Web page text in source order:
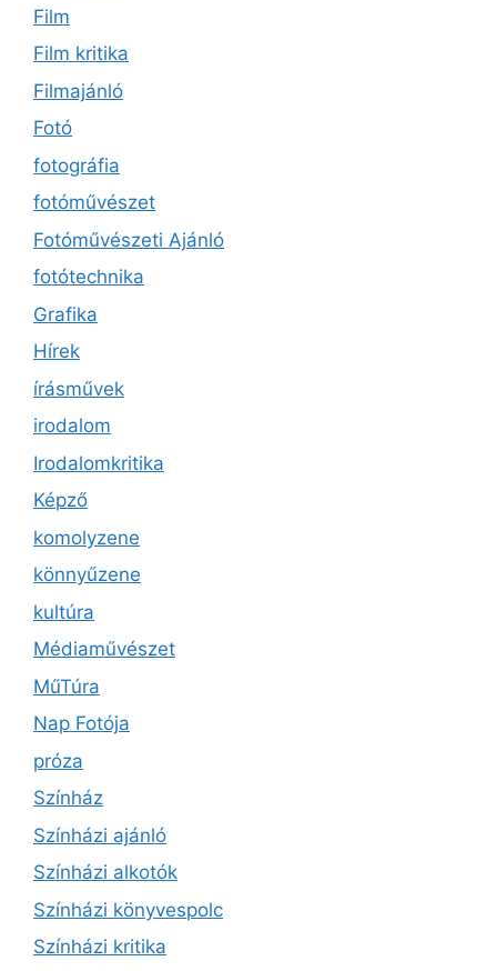
Film
Film kritika
Filmajánló
Fotó
fotográfia
fotóművészet
Fotóművészeti Ajánló
fotótechnika
Grafika
Hírek
írásművek
irodalom
Irodalomkritika
Képző
komolyzene
könnyűzene
kultúra
Médiaművészet
MűTúra
Nap Fotója
próza
Színház
Színházi ajánló
Színházi alkotók
Színházi könyvespolc
Színházi kritika